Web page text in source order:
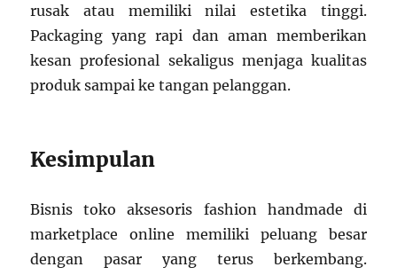
rusak atau memiliki nilai estetika tinggi.
Packaging yang rapi dan aman memberikan
kesan profesional sekaligus menjaga kualitas
produk sampai ke tangan pelanggan.
Kesimpulan
Bisnis toko aksesoris fashion handmade di
marketplace online memiliki peluang besar
dengan pasar yang terus berkembang.